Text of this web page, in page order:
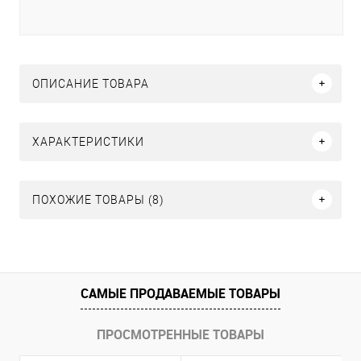
ОПИСАНИЕ ТОВАРА
ХАРАКТЕРИСТИКИ
ПОХОЖИЕ ТОВАРЫ (8)
САМЫЕ ПРОДАВАЕМЫЕ ТОВАРЫ
ПРОСМОТРЕННЫЕ ТОВАРЫ